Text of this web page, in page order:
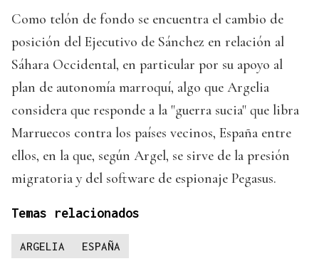
Como telón de fondo se encuentra el cambio de
posición del Ejecutivo de Sánchez en relación al
Sáhara Occidental, en particular por su apoyo al
plan de autonomía marroquí, algo que Argelia
considera que responde a la "guerra sucia" que libra
Marruecos contra los países vecinos, España entre
ellos, en la que, según Argel, se sirve de la presión
migratoria y del software de espionaje Pegasus.
Temas relacionados
ARGELIA ESPAÑA